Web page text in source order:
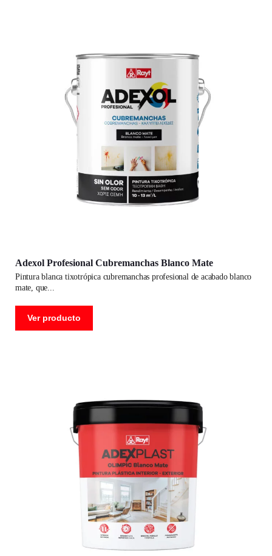
Adexol Profesional Cubremanchas Blanco Mate
pintura blanca tixotrópica cubremanchas profesional de acabado blanco
mate, que
Ver producto